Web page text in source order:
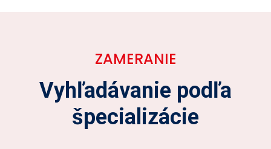
ZAMERANIE
Vyhľadávanie podľa
špecializácie